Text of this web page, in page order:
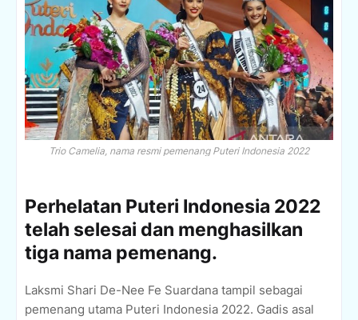
Trio Camelia, nama resmi pemenang Puteri Indonesia 2022
Perhelatan Puteri Indonesia 2022
telah selesai dan menghasilkan
tiga nama pemenang.
Laksmi Shari De-Nee Fe Suardana tampil sebagai
pemenang utama Puteri Indonesia 2022. Gadis asal